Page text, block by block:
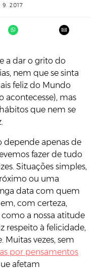
9. 2017
a dar o grito do
nem que se sinta
feliz do Mundo
acontecesse), mas
que nem se
depende apenas de
fazer de tudo
Situações simples,
ou uma
data com quem
com certeza,
a nossa atitude
respeito à felicidade,
vezes, sem
por pensamentos
afetam